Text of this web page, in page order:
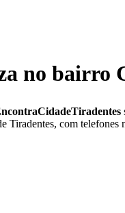
no bairro
Tiradentes, com telefones